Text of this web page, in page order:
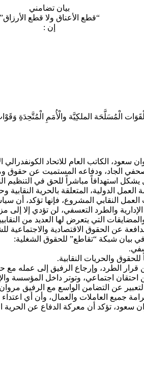
بيان تضامني
“قطع الأعناق ولا قطع الأرزاق”
إن :
الْمُسَلَّحَة الملكِيَّة والْأُمَمِ
سعود، الكاتب العام للاتحاد
الجاد، ودفاعه المستميت عن حقوق
مباشراً للحق في التنظيم
الدولية، المتعلقة بالحرية النقابية
النقابي المشروع، فإنها تؤكد، أن
والطرد التعسفي، لن تؤدي إلا
عن الحقوق الاقتصادية والاجتماعية
في بيان شبكة “تقاطع” للحقوق الشغلية:
والحريات النقابية.
قرار الطرد، وإرجاع الرفيق إلى عمله
اجتماعي، وتوتر داخل المؤسسة
عن التضامن الواسع مع الرفيق
جميع العاملات والعمال، وأن أي
تؤكد أن معركة الدفاع عن الحرية